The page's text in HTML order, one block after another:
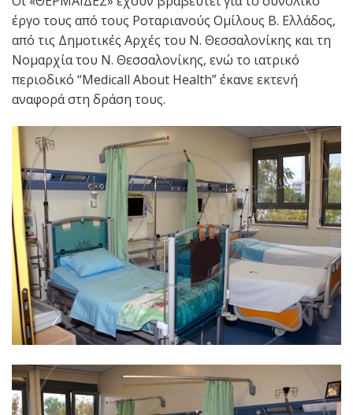
έργο τους από τους Ροταριανούς Ομίλους Β. Ελλάδος,
από τις Δημοτικές Αρχές του Ν. Θεσσαλονίκης και τη
Νομαρχία του Ν. Θεσσαλονίκης, ενώ το ιατρικό
περιοδικό “Medicall About Health” έκανε εκτενή
αναφορά στη δράση τους.